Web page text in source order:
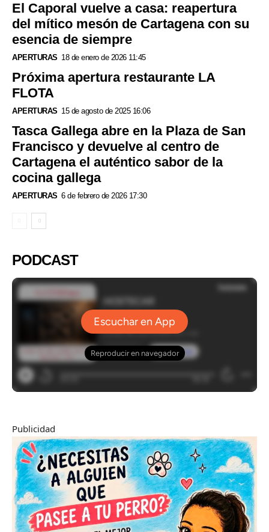
El Caporal vuelve a casa: reapertura
del mítico mesón de Cartagena con su
esencia de siempre
APERTURAS 18 de enero de 2026 11:45
Próxima apertura restaurante LA
FLOTA
APERTURAS 15 de agosto de 2025 16:06
Tasca Gallega abre en la Plaza de San
Francisco y devuelve al centro de
Cartagena el auténtico sabor de la
cocina gallega
APERTURAS 6 de febrero de 2026 17:30
PODCAST
Publicidad